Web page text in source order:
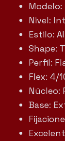
Modelo:
Nivel:
Estilo:
Shape:
Perfil:
Flex: 4/
Núcleo:
Base: